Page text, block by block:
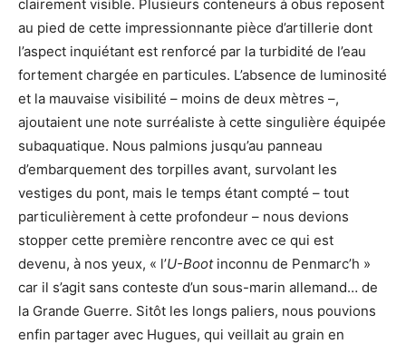
clairement visible. Plusieurs conteneurs à obus reposent
au pied de cette impressionnante pièce d’artillerie dont
l’aspect inquiétant est renforcé par la turbidité de l’eau
fortement chargée en particules. L’absence de luminosité
et la mauvaise visibilité – moins de deux mètres –,
ajoutaient une note surréaliste à cette singulière équipée
subaquatique. Nous palmions jusqu’au panneau
d’embarquement des torpilles avant, survolant les
vestiges du pont, mais le temps étant compté – tout
particulièrement à cette profondeur – nous devions
stopper cette première rencontre avec ce qui est
devenu, à nos yeux, « l’U-Bootinconnu de Penmarc’h »
car il s’agit sans conteste d’un sous-marin allemand… de
la Grande Guerre. Sitôt les longs paliers, nous pouvions
enfin partager avec Hugues, qui veillait au grain en